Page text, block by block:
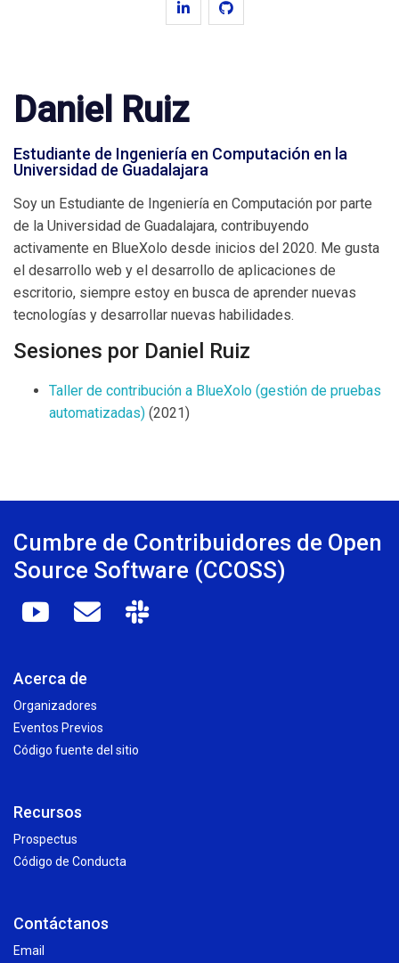
Daniel Ruiz
Estudiante de Ingeniería en Computación en la
Universidad de Guadalajara
Soy un Estudiante de Ingeniería en Computación por parte
de la Universidad de Guadalajara, contribuyendo
activamente en BlueXolo desde inicios del 2020. Me gusta
el desarrollo web y el desarrollo de aplicaciones de
escritorio, siempre estoy en busca de aprender nuevas
tecnologías y desarrollar nuevas habilidades.
Sesiones por Daniel Ruiz
Taller de contribución a BlueXolo (gestión de pruebas
automatizadas) (2021)
Cumbre de Contribuidores de Open
Source Software (CCOSS)
Acerca de
Organizadores
Eventos Previos
Código fuente del sitio
Recursos
Prospectus
Código de Conducta
Contáctanos
Email